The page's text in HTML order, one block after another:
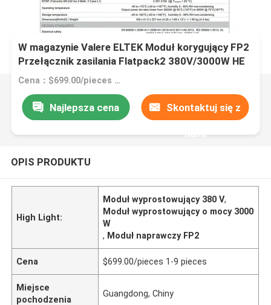
W magazynie Valere ELTEK Moduł korygujący FP2
Przełącznik zasilania Flatpack2 380V/3000W HE
UI (241119.825)
Cena：$699.00/pieces 1-9 pieces
Najlepsza cena Skontaktuj się z
nami
OPIS PRODUKTU
High Light:
Moduł wyprostowujący 380 V,
Moduł wyprostowujący o mocy 3000
W
, Moduł naprawczy FP2
Cena $699.00/pieces 1-9 pieces
Miejsce
pochodzenia
Guangdong, Chiny